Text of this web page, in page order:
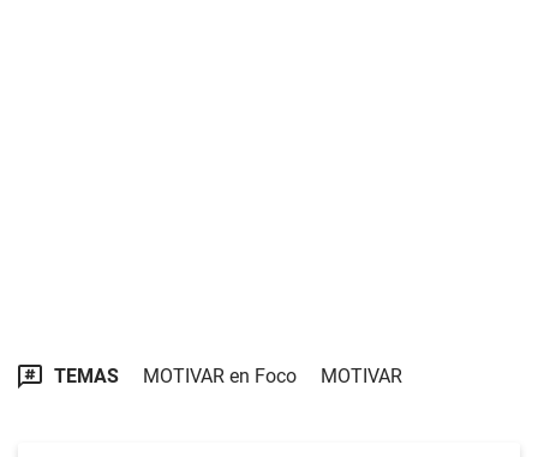
TEMAS MOTIVAR en Foco MOTIVAR